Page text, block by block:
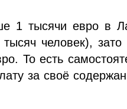
1 тысячи евро в
человек), зато
То есть
за своё